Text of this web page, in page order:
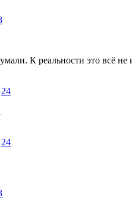
К реальности это всё
24
24